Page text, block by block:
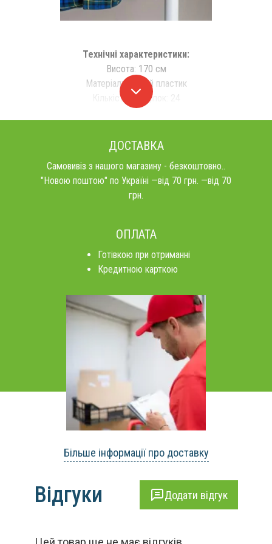
Технічні характеристики:
Висота: 170 см
Матеріал: якісний пластик
Кількість прищіпок: 24
ДОСТАВКА
Самовивіз з нашого магазину - безкоштовно..
"Новою поштою" по Україні —від 70 грн. —від 70
грн.
ОПЛАТА
Готівкою при отриманні
Кредитною карткою
Більше інформації про доставку
Відгуки Додати відгук